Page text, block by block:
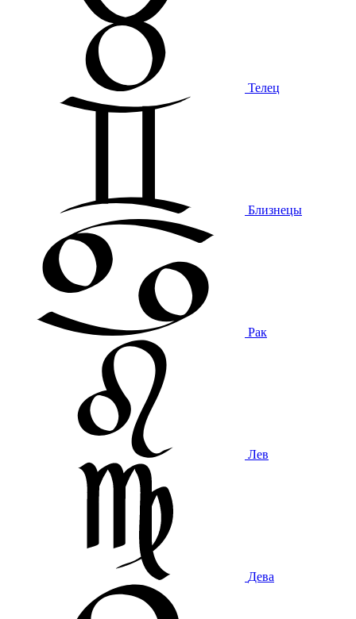
Телец
Близнецы
Рак
Лев
Дева